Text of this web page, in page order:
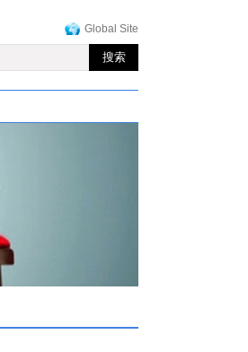
Global Site